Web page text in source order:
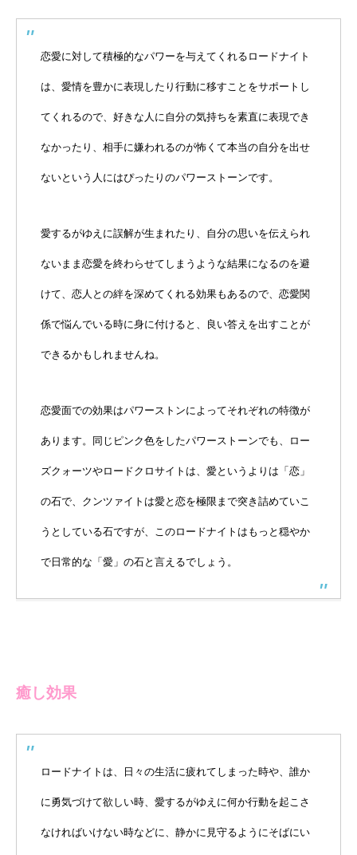
恋愛に対して積極的なパワーを与えてくれるロードナイト
は、愛情を豊かに表現したり行動に移すことをサポートし
てくれるので、好きな人に自分の気持ちを素直に表現でき
なかったり、相手に嫌われるのが怖くて本当の自分を出せ
ないという人にはぴったりのパワーストーンです。
愛するがゆえに誤解が生まれたり、自分の思いを伝えられ
ないまま恋愛を終わらせてしまうような結果になるのを避
けて、恋人との絆を深めてくれる効果もあるので、恋愛関
係で悩んでいる時に身に付けると、良い答えを出すことが
できるかもしれませんね。
恋愛面での効果はパワーストンによってそれぞれの特徴が
あります。同じピンク色をしたパワーストーンでも、ロー
ズクォーツやロードクロサイトは、愛というよりは「恋」
の石で、クンツァイトは愛と恋を極限まで突き詰めていこ
うとしている石ですが、このロードナイトはもっと穏やか
で日常的な「愛」の石と言えるでしょう。
癒し効果
ロードナイトは、日々の生活に疲れてしまった時や、誰か
に勇気づけて欲しい時、愛するがゆえに何か行動を起こさ
なければいけない時などに、静かに見守るようにそばにい